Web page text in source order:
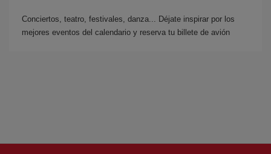
Conciertos, teatro, festivales, danza... Déjate inspirar por los
mejores eventos del calendario y reserva tu billete de avión